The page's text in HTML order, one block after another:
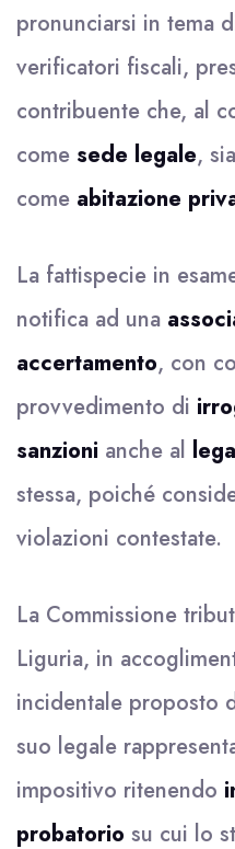
pronunciarsi in tema
verificatori fiscali,
contribuente che, al
come sede legale, sia
come abitazione
La fattispecie in
notifica ad una
accertamento, con
provvedimento di
sanzioni anche al
stessa, poiché
violazioni contestate.
La Commissione
Liguria, in
incidentale proposto
suo legale
impositivo ritenendo
probatorio su cui lo